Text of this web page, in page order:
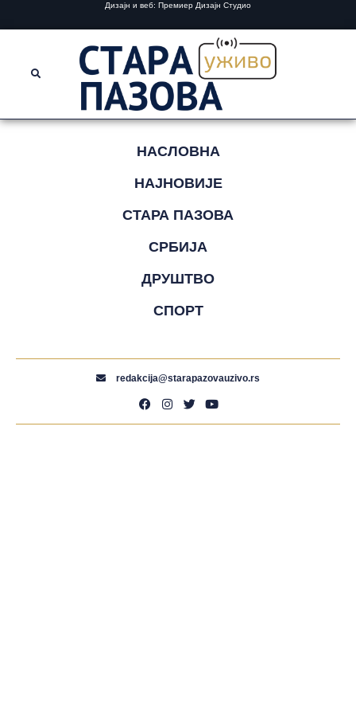
Дизајн и веб: Премиер Дизајн Студио
НАСЛОВНА
НАЈНОВИЈЕ
СТАРА ПАЗОВА
СРБИЈА
ДРУШТВО
СПОРТ
redakcija@starapazovauzivo.rs